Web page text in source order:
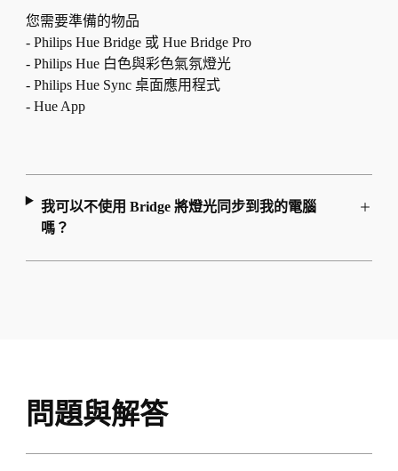
您需要準備的物品
- Philips Hue Bridge 或 Hue Bridge Pro
- Philips Hue 白色與彩色氣氛燈光
- Philips Hue Sync 桌面應用程式
- Hue App
我可以不使用 Bridge 將燈光同步到我的電腦
嗎？
問題與解答